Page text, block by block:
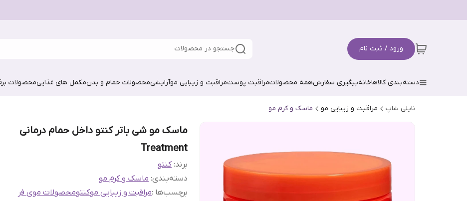
ورود / ثبت نام جستجو در محصولات
دسته‌بندی کالاهاخانهپیگیری سفارشهمه محصولاتمراقبت پوستمراقبت و زیبایی موآرایشیمحصولات حمام و بدنمکمل های غذاییمحصولات
نایلی شاپ مراقبت و زیبایی مو ماسک و کرم مو
ماسک مو شی باتر کنتو داخل حمام درمانی
Treatment
برند: کنتو
دسته‌بندی:ماسک و کرم مو
برچسب‌ها :مراقبت و زیبایی موکنتومحصولات موی فر